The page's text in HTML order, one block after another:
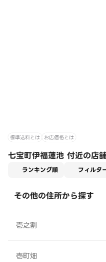
標準送料とは お店価格とは
七宝町伊福蓮池 付近の店
ランキング順 フィルタ
その他の住所から探す
壱之割
壱町畑